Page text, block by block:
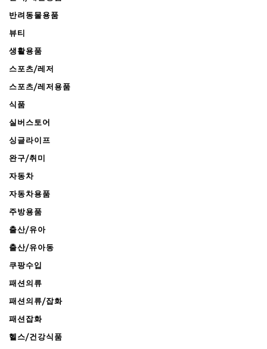
반려동물용품
뷰티
생활용품
스포츠/레저
스포츠/레저용품
식품
실버스토어
싱글라이프
완구/취미
자동차
자동차용품
주방용품
출산/유아
출산/유아동
쿠팡수입
패션의류
패션의류/잡화
패션잡화
헬스/건강식품